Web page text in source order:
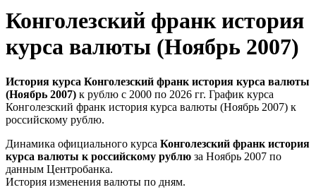
Конголезский франк история
курса валюты (Ноябрь 2007)
История курса Конголезский франк история курса валюты
(Ноябрь 2007) к рублю с 2000 по 2026 гг. График курса
Конголезский франк история курса валюты (Ноябрь 2007) к
российскому рублю.
Динамика официального курса Конголезский франк история
курса валюты к российскому рублю за Ноябрь 2007 по
данным Центробанка.
История изменения валюты по дням.